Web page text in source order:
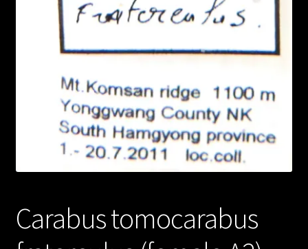
Carabus tomocarabus